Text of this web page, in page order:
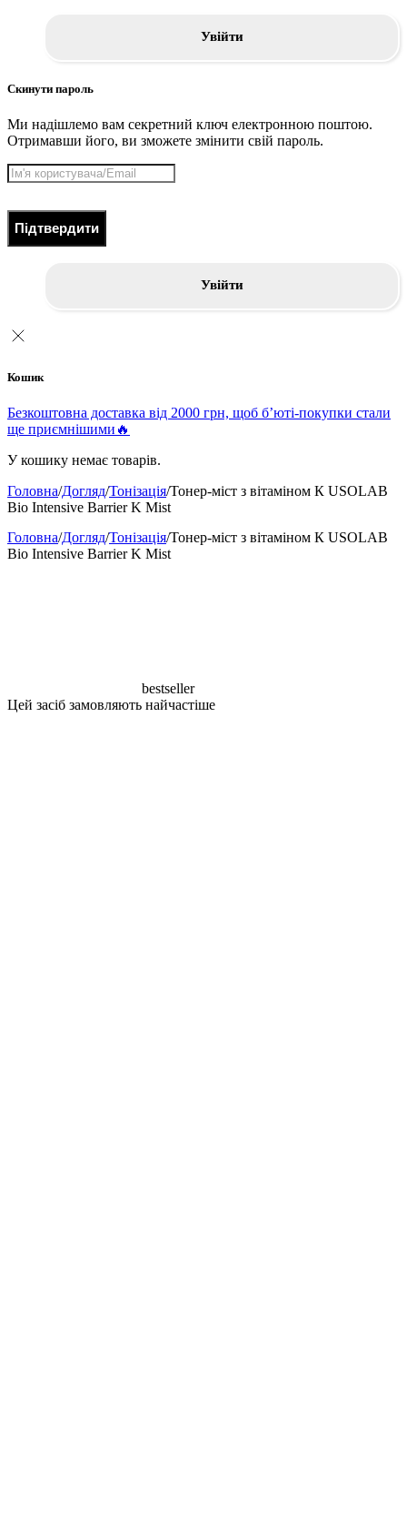
Увійти
Скинути пароль
Ми надішлемо вам секретний ключ електронною поштою.
Отримавши його, ви зможете змінити свій пароль.
Підтвердити
Увійти
Кошик
Безкоштовна доставка від 2000 грн, щоб б’юті-покупки стали
ще приємнішими🔥
У кошику немає товарів.
Головна/Догляд/Тонізація/Тонер-міст з вітаміном К USOLAB
Bio Intensive Barrier K Mist
Головна/Догляд/Тонізація/Тонер-міст з вітаміном К USOLAB
Bio Intensive Barrier K Mist
bestseller
Цей засіб замовляють найчастіше